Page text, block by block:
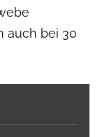
auch bei 30